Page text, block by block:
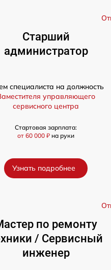
Старший
администратор
специалиста на должность
управляющего
сервисного центра
Стартовая зарплата:
от 60 000 ₽ на руки
Узнать подробнее
по ремонту
/ Сервисный
инженер